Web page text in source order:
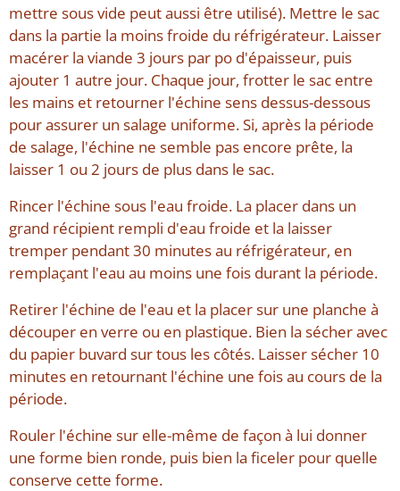
mettre sous vide peut aussi être utilisé). Mettre le sac
dans la partie la moins froide du réfrigérateur. Laisser
macérer la viande 3 jours par po d'épaisseur, puis
ajouter 1 autre jour. Chaque jour, frotter le sac entre
les mains et retourner l'échine sens dessus-dessous
pour assurer un salage uniforme. Si, après la période
de salage, l'échine ne semble pas encore prête, la
laisser 1 ou 2 jours de plus dans le sac.
Rincer l'échine sous l'eau froide. La placer dans un
grand récipient rempli d'eau froide et la laisser
tremper pendant 30 minutes au réfrigérateur, en
remplaçant l'eau au moins une fois durant la période.
Retirer l'échine de l'eau et la placer sur une planche à
découper en verre ou en plastique. Bien la sécher avec
du papier buvard sur tous les côtés. Laisser sécher 10
minutes en retournant l'échine une fois au cours de la
période.
Rouler l'échine sur elle-même de façon à lui donner
une forme bien ronde, puis bien la ficeler pour quelle
conserve cette forme.